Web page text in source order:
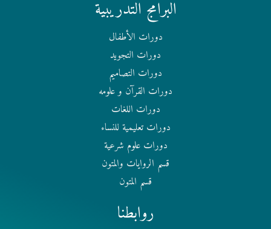
البرامج التدريبية
دورات الأطفال
دورات التجويد
دورات التصاميم
دورات القرآن و علومه
دورات اللغات
دورات تعليمية للنساء
دورات علوم شرعية
قسم الروايات والمتون
قسم المتون
روابطنا